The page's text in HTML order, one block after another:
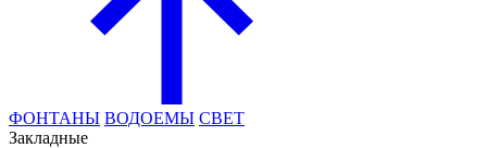
ФОНТАНЫ ВОДОЕМЫ СВЕТ
Закладные